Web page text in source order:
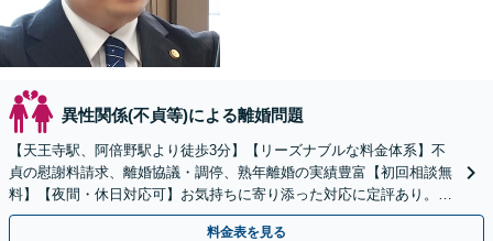
異性関係(不貞等)による離婚問題
【天王寺駅、阿倍野駅より徒歩3分】【リーズナブルな料金体系】不
貞の慰謝料請求、離婚協議・調停、熟年離婚の実績豊富【初回相談無
料】【夜間・休日対応可】お気持ちに寄り添った対応に定評あり。お
気軽にご相談ください。
料金表を見る